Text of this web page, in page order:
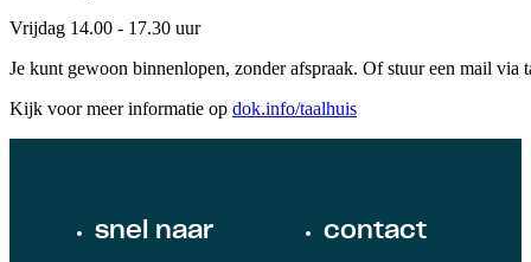
Vrijdag 14.00 - 17.30 uur
Je kunt gewoon binnenlopen, zonder afspraak. Of stuur een mail via
Kijk voor meer informatie op dok.info/taalhuis
snel naar contact